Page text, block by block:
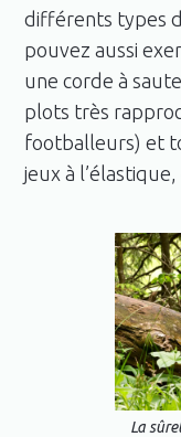
différents types
pouvez aussi
une corde à
plots très
footballeurs) et
jeux à l’élastique,
La